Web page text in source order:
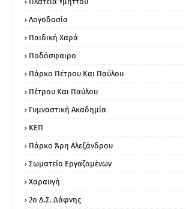
Λογοδοσία
Παιδική Χαρά
Ποδόσφαιρο
Πάρκο Πέτρου Και Παύλου
Πέτρου Και Παύλου
Γυμναστική Ακαδημία
ΚΕΠ
Πάρκο Άρη Αλεξάνδρου
Σωματείο Εργαζομένων
Χαραυγή
2ο Δ.Σ. Δάφνης